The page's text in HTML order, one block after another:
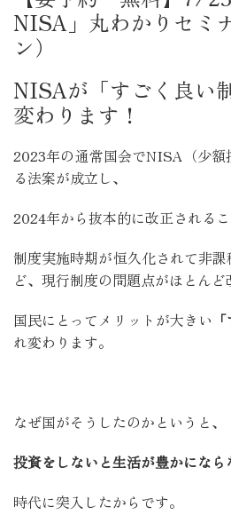
NISA」丸わかりセミ
ン）
NISAが「すごく良い
変わります！
2023年の通常国会でNISA（少額
る法案が成立し、
2024年から抜本的に改正されるこ
制度実施時期が恒久化されて非
ど、現行制度の問題点がほとんど
国民にとってメリットが大きい
れ変わります。
なぜ国がそうしたのかというと、
投資をしないと生活が豊かになら
時代に突入したからです。